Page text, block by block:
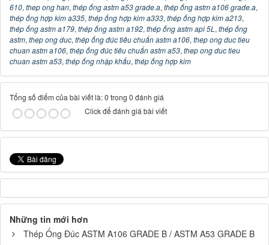
610, thep ong han, thép ống astm a53 grade.a, thép ống astm a106 grade.a,
thép ống hợp kim a335, thép ống hợp kim a333, thép ống hợp kim a213,
thép ống astm a179, thép ống astm a192, thép ống astm api 5L , thép ống
astm, thep ong duc, thép ống đúc tiêu chuẩn astm a106, thep ong duc tieu
chuan astm a106, thép ống đúc tiêu chuẩn astm a53, thep ong duc tieu
chuan astm a53, thép ống nhập khẩu, thép ống hợp kim
Tổng số điểm của bài viết là: 0 trong 0 đánh giá
Click để đánh giá bài viết
Những tin mới hơn
Thép Ống Đúc ASTM A106 GRADE B / ASTM A53 GRADE B